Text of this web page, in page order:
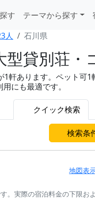
す テーマから探す
人 石川県
貸別荘・
軒あります。ペット
にも最適です。
クイック検索
検索条
地図表
実際の宿泊料金の下限お